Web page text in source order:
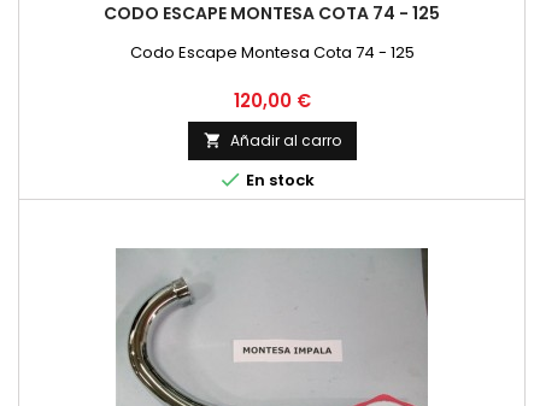
CODO ESCAPE MONTESA COTA 74 - 125
Codo Escape Montesa Cota 74 - 125
Precio
120,00 €
 Añadir al carro
 En stock